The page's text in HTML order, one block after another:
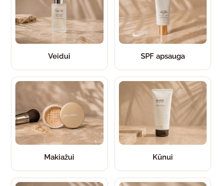
Veidui SPF apsauga
Makiažui Kūnui